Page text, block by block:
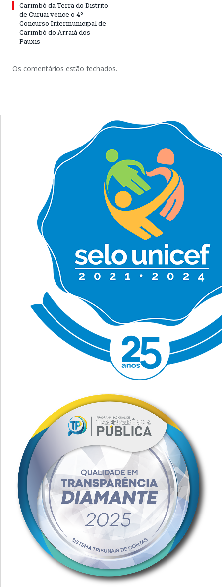
Carimbó da Terra do Distrito
de Curuai vence o 4º
Concurso Intermunicipal de
Carimbó do Arraiá dos
Pauxis
Os comentários estão fechados.